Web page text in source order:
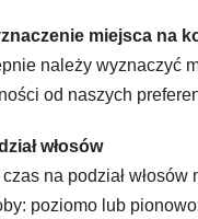
miejsca na
należy wyznaczyć
od naszych
włosów
czas na podział
poziomo lub